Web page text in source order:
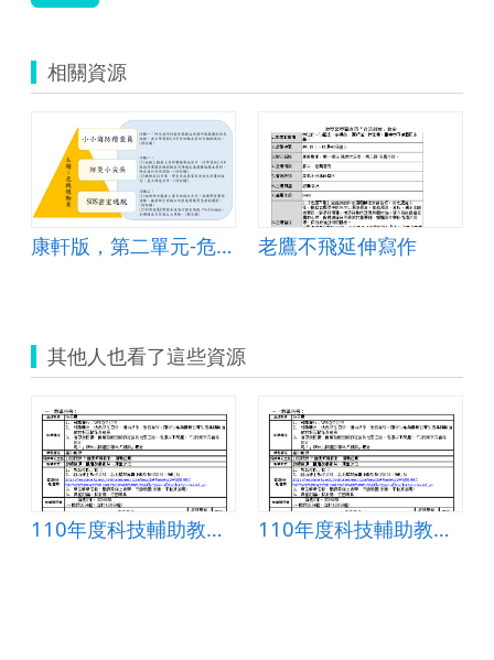
相關資源
康軒版，第二單元-危機總動員，第2課-可怕的火災 老鷹不飛延伸寫作
其他人也看了這些資源
110年度科技輔助教學與學習計畫(數學科) 110年度科技輔助教學與學習計畫(數學科)